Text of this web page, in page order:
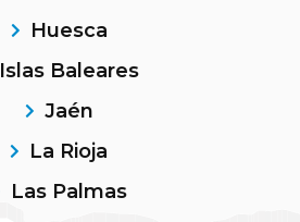
Huesca
Islas Baleares
Jaén
La Rioja
Las Palmas